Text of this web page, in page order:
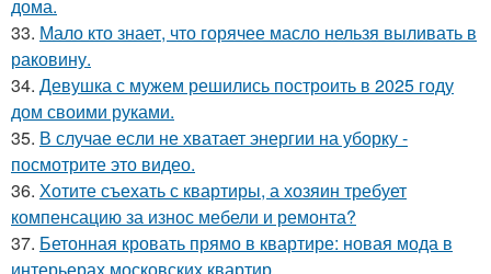
дома.
33. Мало кто знает, что горячее масло нельзя выливать в
раковину.
34. Девушка с мужем решились построить в 2025 году
дом своими руками.
35. В случае если не хватает энергии на уборку -
посмотрите это видео.
36. Хотите съехать с квартиры, а хозяин требует
компенсацию за износ мебели и ремонта?
37. Бетонная кровать прямо в квартире: новая мода в